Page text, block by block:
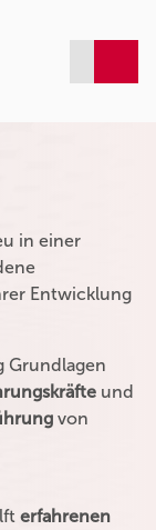
in einer
Entwicklung
Grundlagen
und
von
erfahrenen